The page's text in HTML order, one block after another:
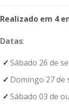
Realizado em 4
Datas:
Sábado 26 de
Domingo 27 de
Sábado 03 de